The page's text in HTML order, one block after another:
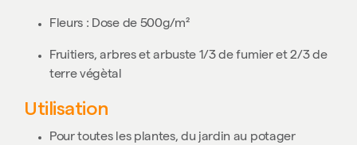
Fleurs : Dose de500g/m²
Fruitiers, arbres et arbuste 1/3 de fumier et 2/3 de
terre végètal
Utilisation
Pour toutes les plantes, du jardin au potager